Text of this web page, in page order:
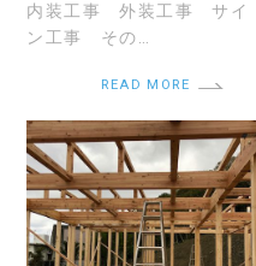
内装工事 外装工事 サイ
ン工事 その…
READ MORE